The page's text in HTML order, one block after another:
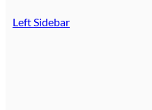
Left Sidebar